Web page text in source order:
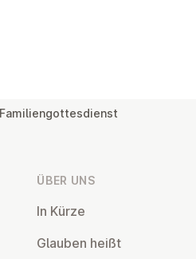
Familiengottesdienst
ÜBER UNS
In Kürze
Glauben heißt